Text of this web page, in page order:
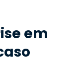
em